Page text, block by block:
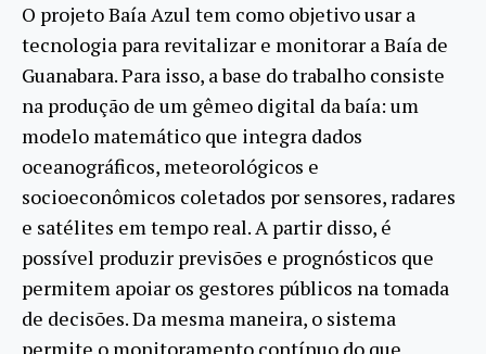
O projeto Baía Azul tem como objetivo usar a
tecnologia para revitalizar e monitorar a Baía de
Guanabara. Para isso, a base do trabalho consiste
na produção de um gêmeo digital da baía: um
modelo matemático que integra dados
oceanográficos, meteorológicos e
socioeconômicos coletados por sensores, radares
e satélites em tempo real. A partir disso, é
possível produzir previsões e prognósticos que
permitem apoiar os gestores públicos na tomada
de decisões. Da mesma maneira, o sistema
permite o monitoramento contínuo do que